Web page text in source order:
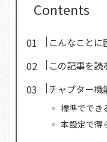
Contents
こんなことに
この記事を読
チャプター機
標準ででき
本設定で得